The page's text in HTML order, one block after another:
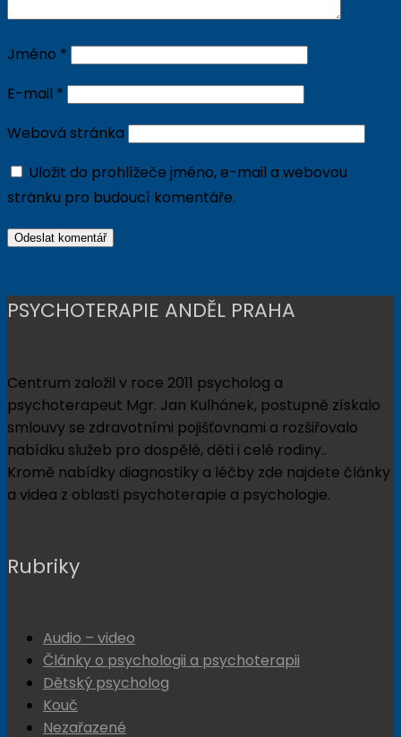
Jméno *
E-mail *
Webová stránka
Uložit do prohlížeče jméno, e-mail a webovou
stránku pro budoucí komentáře.
PSYCHOTERAPIE ANDĚL PRAHA
Centrum založil v roce 2011 psycholog a
psychoterapeut Mgr. Jan Kulhánek, postupně získalo
smlouvy se zdravotními pojišťovnami a rozšiřovalo
nabídku služeb pro dospělé, děti i celé rodiny..
Kromě nabídky diagnostiky a léčby zde najdete články
a videa z oblasti psychoterapie a psychologie.
Rubriky
Audio – video
Články o psychologii a psychoterapii
Dětský psycholog
Kouč
Nezařazené